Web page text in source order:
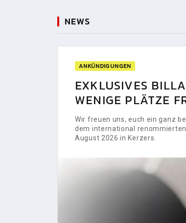
NEWS
ANKÜNDIGUNGEN
EXKLUSIVES
WENIGE PLÄTZE
Wir freuen uns, euch ein ganz
dem international renommierten
August 2026 in Kerzers.